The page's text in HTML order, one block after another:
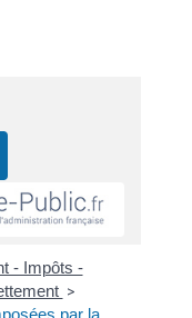
- Impôts -
>